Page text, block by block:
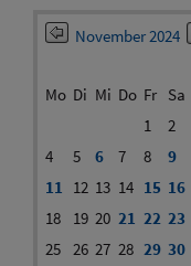
November 2024
Mo Di Mi Do Fr Sa
1
2
4
5 6 7 8 9
11 12 13 14 15 16
18
19 20 21 22 23
25 26 27 28 29 30